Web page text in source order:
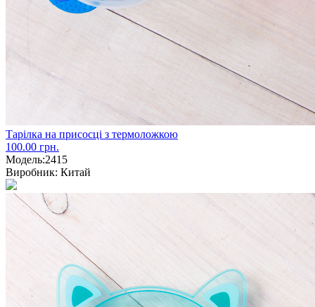
Тарілка на присосці з термоложкою
100.00 грн.
Модель:2415
Виробник: Китай